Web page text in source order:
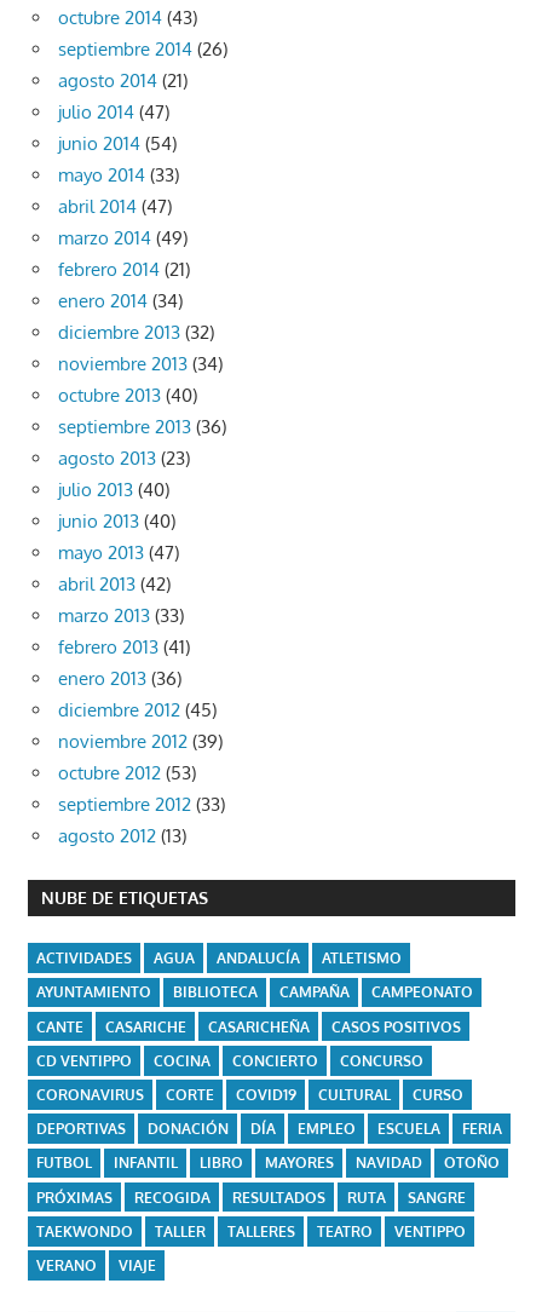
octubre 2014 (43)
septiembre 2014 (26)
agosto 2014 (21)
julio 2014 (47)
junio 2014 (54)
mayo 2014 (33)
abril 2014 (47)
marzo 2014 (49)
febrero 2014 (21)
enero 2014 (34)
diciembre 2013 (32)
noviembre 2013 (34)
octubre 2013 (40)
septiembre 2013 (36)
agosto 2013 (23)
julio 2013 (40)
junio 2013 (40)
mayo 2013 (47)
abril 2013 (42)
marzo 2013 (33)
febrero 2013 (41)
enero 2013 (36)
diciembre 2012 (45)
noviembre 2012 (39)
octubre 2012 (53)
septiembre 2012 (33)
agosto 2012 (13)
NUBE DE ETIQUETAS
ACTIVIDADES AGUA ANDALUCÍA
ATLETISMO
AYUNTAMIENTO
BIBLIOTECA CAMPAÑA
CAMPEONATO
CANTE
CASARICHE CASARICHEÑA
CASOS POSITIVOS
CD VENTIPPO
COCINA CONCIERTO
CONCURSO
CORONAVIRUS
CORTE COVID19 CULTURAL
CURSO
DEPORTIVAS
DONACIÓN DÍA EMPLEO ESCUELA
FERIA
FUTBOL
INFANTIL LIBRO MAYORES NAVIDAD
OTOÑO
PRÓXIMAS
RECOGIDA RESULTADOS RUTA
SANGRE
TAEKWONDO
TALLER TALLERES TEATRO
VENTIPPO
VERANO
VIAJE